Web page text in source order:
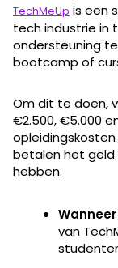
TechMeUp is een
tech industrie in
ondersteuning
bootcamp of
Om dit te doen,
€2.500, €5.000
betalen het geld
hebben.
van